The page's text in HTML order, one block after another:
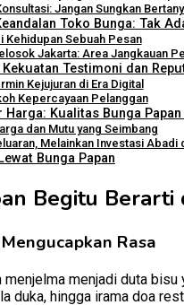
Jangan Sungkan
Toko Bunga: Tak
Kehidupan Sebuah Pesan
Jakarta: Area Jangkauan
Testimoni dan
Kejujuran di Era Digital
Kepercayaan Pelanggan
Harga: Kualitas Bunga
dan Mutu yang Seimbang
Melainkan Investasi Abadi
Bunga Papan
Begitu
Rasa
menjelma menjadi duta
duka, hingga irama doa